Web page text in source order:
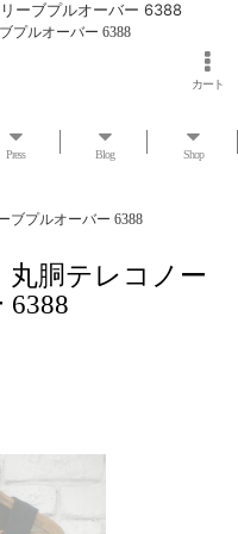
ーブプルオーバー 6388
プルオーバー 6388
カート
Press Blog Shop
ブプルオーバー 6388
丸胴テレコノー
6388